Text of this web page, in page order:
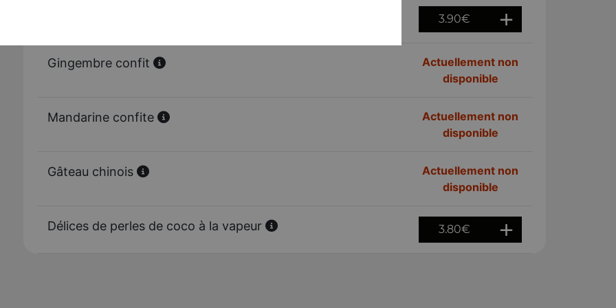
3.90€
Gingembre confit
Actuellement non
disponible
Mandarine confite
Actuellement non
disponible
Gâteau chinois
Actuellement non
disponible
Délices de perles de coco à la vapeur 3.80€